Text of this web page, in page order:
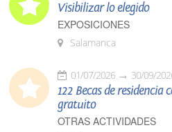
Visibilizar lo elegido
EXPOSICIONES
Salamanca
01/07/2026 30/09/
122 Becas de
gratuito
OTRAS ACTIVIDADES